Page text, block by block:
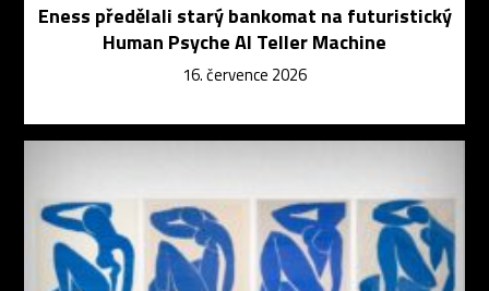
Eness předělali starý bankomat na futuristický
Human Psyche AI Teller Machine
16. července 2026